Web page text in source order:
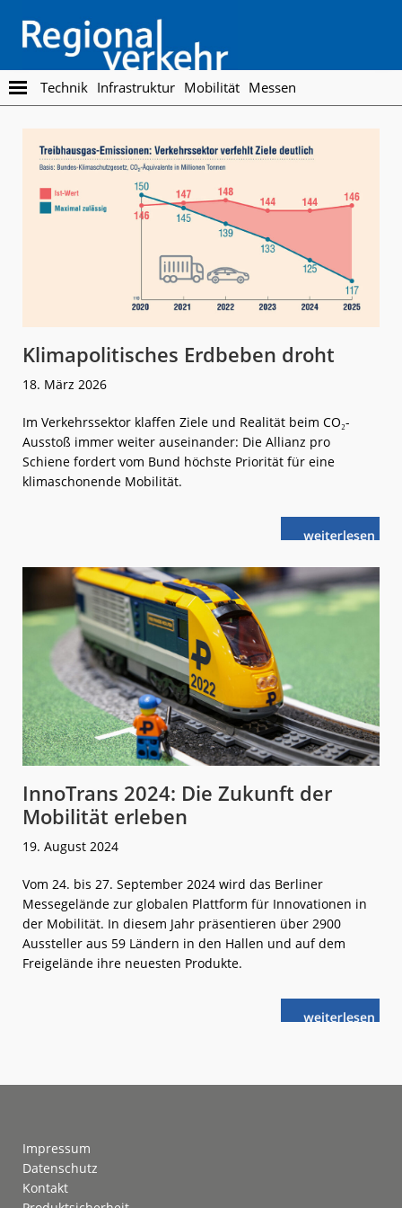
main
content
footer
Regionalverkehr
Die
Fachzeitschrift
Öffentlichen
Personennahverkehr
Technik Infrastruktur Mobilität Messen
Klimapolitisches Erdbeben droht
18. März 2026
Im Verkehrssektor klaffen Ziele und Realität beim CO₂-
Ausstoß immer weiter auseinander: Die Allianz pro
Schiene fordert vom Bund höchste Priorität für eine
klimaschonende Mobilität.
weiterlese
n
InnoTrans 2024: Die Zukunft der
Mobilität erleben
19. August 2024
Vom 24. bis 27. September 2024 wird das Berliner
Messegelände zur globalen Plattform für Innovationen in
der Mobilität. In diesem Jahr präsentieren über 2900
Aussteller aus 59 Ländern in den Hallen und auf dem
Freigelände ihre neuesten Produkte.
weiterlese
nInnoTrans
Impressum
Datenschutz
Kontakt